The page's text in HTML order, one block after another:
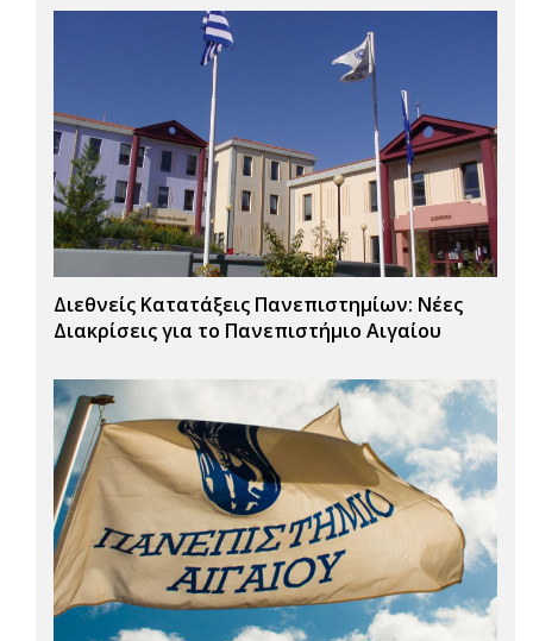
Διεθνείς Κατατάξεις Πανεπιστημίων: Νέες
Διακρίσεις για το Πανεπιστήμιο Αιγαίου